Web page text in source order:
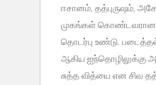
ஈசானம், தத்புருஷம்,
முகங்கள் கொண்டவரான
தொடர்பு உண்டு.
ஆகிய ஐந்தொழிலுக்கு
சுத்த வித்யை என சிவ